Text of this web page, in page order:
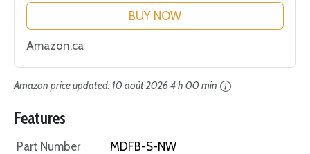
BUY NOW
Amazon.ca
Amazon price updated:10 août 2026 4 h 00 min
Features
Part Number
MDFB-S-NW